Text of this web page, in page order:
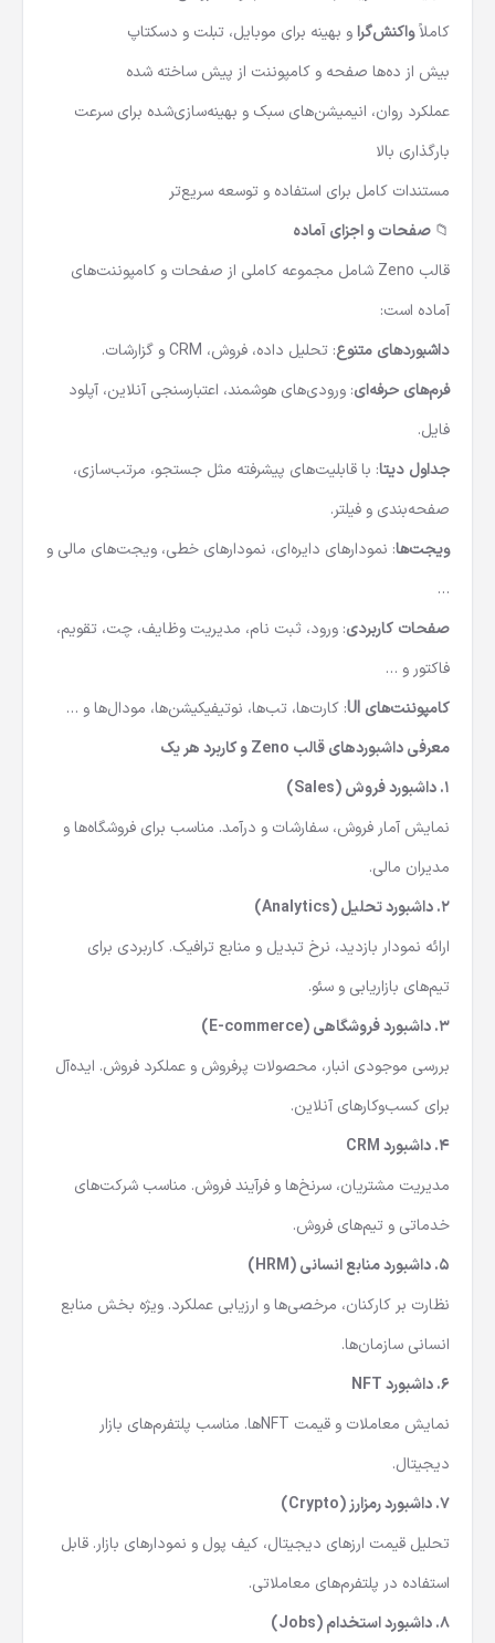
قابلیتمد تاریک (Dark Mode)
و مد روشن
کاملاً واکنش‌گراو بهینه برای موبایل، تبلت و دسکتاپ
بیش از ده‌ها صفحه و کامپوننت از پیش ساخته شده
عملکرد روان، انیمیشن‌های سبک و بهینه‌سازی‌شده برای سرعت
بارگذاری بالا
مستندات کامل برای استفاده و توسعه سریع‌تر
📁 صفحات و اجزای آماده
آماده است:
داشبوردهای متنوع: تحلیل داده، فروش، CRM و گزارشات.
فرم‌های حرفه‌ای
فایل.
جداول دیتا: با قابلیت‌های پیشرفته مثل جستجو، مرتب‌سازی،
صفحه‌بندی و فیلتر.
…
صفحات کاربردی
فاکتور و …
کامپوننت‌های UI : کارت‌ها، تب‌ها، نوتیفیکیشن‌ها، مودال‌ها و …
معرفی داشبوردهای قالب Zeno و کاربرد هر یک
1. داشبورد فروش (Sales)
نمایش آمار فروش، سفارشات و درآمد. مناسب برای فروشگاه‌ها و
مدیران مالی.
2. داشبورد تحلیل (Analytics)
ارائه نمودار بازدید، نرخ تبدیل و منابع ترافیک. کاربردی برای
تیم‌های بازاریابی و سئو.
3. داشبورد فروشگاهی (E-commerce)
بررسی موجودی انبار، محصولات پرفروش و عملکرد فروش. ایده‌آل
برای کسب‌وکارهای آنلاین.
4. داشبورد CRM
مدیریت مشتریان، سرنخ‌ها و فرآیند فروش. مناسب شرکت‌های
خدماتی و تیم‌های فروش.
5. داشبورد منابع انسانی (HRM)
نظارت بر کارکنان، مرخصی‌ها و ارزیابی عملکرد. ویژه بخش منابع
انسانی سازمان‌ها.
6. داشبورد NFT
دیجیتال.
7. داشبورد رمزارز (Crypto)
تحلیل قیمت ارزهای دیجیتال، کیف پول و نمودارهای بازار. قابل
استفاده در پلتفرم‌های معاملاتی.